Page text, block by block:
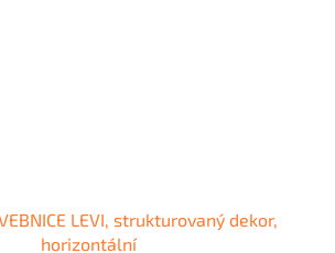
LEVI, strukturovaný dekor,
horizontální